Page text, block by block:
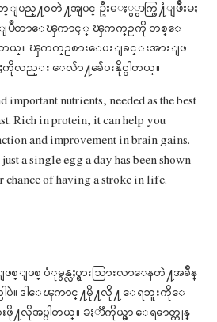
ပည္႔ဝတဲ႔အျပင္ ဦးေႏွွာက္ဖြ႔ံျဖိဳးမႈ
ျပဳတာေၾကာင့္ ၾကက္ဥကို တစ္ေ
တယ္။ ၾကက္ဥစားေပးျခင္းအားျဖ
ကိုလည္း ေလ်ာ႔ခ်ေပးနိုင္ပါတယ္။
important nutrients, needed as the best
Rich in protein, it can help you
and improvement in brain gains.
a single egg a day has been shown
chance of having a stroke in life.
စ္ျဖစ္ ပံုမွန္လႈပ္ရွားသြားလာေနတဲ႔အခ်ိန္
ပါပဲ။ ဒါေၾကာင္႔မို႔လို႔ ေရဘူးကိုေ
ဖို႔လိုအပ္ပါတယ္။ ခႏာၱကိုယ္မွာ ေရဓာတ္ကုန္